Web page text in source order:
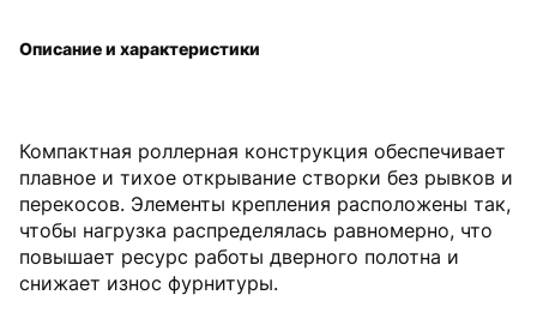
Компактная роллерная конструкция обеспечивает
плавное и тихое открывание створки без рывков и
перекосов. Элементы крепления расположены так,
чтобы нагрузка распределялась равномерно, что
повышает ресурс работы дверного полотна и
снижает износ фурнитуры.
Описание и характеристики